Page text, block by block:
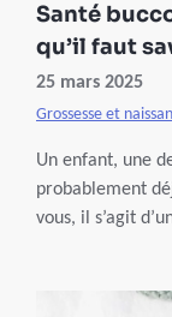
Santé
qu’il faut
25 mars 2025
Grossesse et
Un enfant, une dent ! Si vous êtes enceinte,
probablement
vous, il s’agit
gestes simples